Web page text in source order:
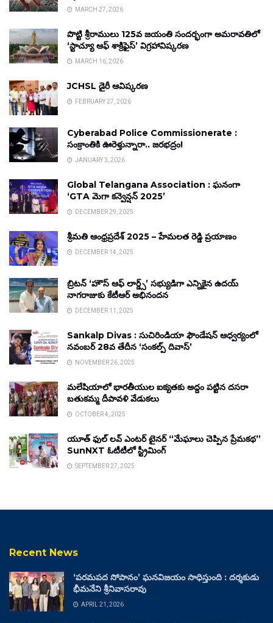
MARCH 27, 2026
పొట్టి శ్రీరాములు 125వ జయంతి సందర్భంగా అమరావతిలో
‘స్టాచ్యూ ఆఫ్ శాక్రిఫైస్’ విగ్రహావిష్కరణ
MARCH 16, 2026
JCHSL డైరీ ఆవిష్కరణ
FEBRUARY 27, 2026
Cyberabad Police Commissionerate :
సంక్రాంతికి ఊరెళ్తున్నారా.. జరభద్రం!
JANUARY 3, 2026
Global Telangana Association : ఘనంగా
‘GTA మెగా కన్వెన్షన్ 2025’
DECEMBER 29, 2025
శ్రీమతి ఆంధ్రప్రదేశ్ 2025 – హేమలత రెడ్డి ప్రయాణం
DECEMBER 14, 2025
బ్రిటన్ ‘హౌస్ ఆఫ్ లార్డ్స్’ సభ్యుడిగా ఎన్నికైన ఉదయ్
నాగరాజుకు కేటీఆర్ అభినందన
DECEMBER 11, 2025
Sankalp Divas : సుచిరిండియా ఫౌండేషన్ ఆధ్వర్యంలో
నవంబర్ 28వ తేదీన ‘సంకల్ప్ దివాస్’
NOVEMBER 26, 2025
మలేషియాలో భారతీయుల ఐక్యతకు అద్దం పట్టిన దసరా
బతుకమ్మ దీపావళి వేడుకలు
OCTOBER 4, 2025
యూత్ ఫుల్ లవ్ ఎంటర్ టైనర్ “మేఘాలు చెప్పిన ప్రేమకథ”
SunNXT ఓటీటీలో స్ట్రీమింగ్
SEPTEMBER 27, 2025
Recent News
‘పరమపద సోపానం’ ఘనవిజయం సాధిస్తుంది : దర్శకుడు
భీమనేని శ్రీనివాసరావు
APRIL 21, 2026